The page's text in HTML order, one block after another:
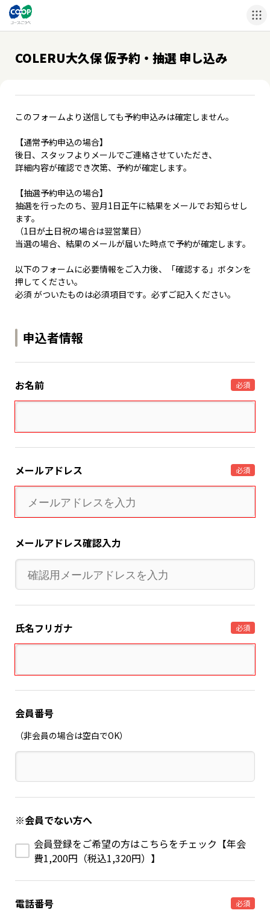
COLERU大久保 仮予約・抽選 申し込み
このフォームより送信しても予約申込みは確定しません。
【通常予約申込の場合】
後日、スタッフよりメールでご連絡させていただき、
詳細内容が確認でき次第、予約が確定します。
【抽選予約申込の場合】
抽選を行ったのち、翌月1日正午に結果をメールでお知らせし
ます。
（1日が土日祝の場合は翌営業日）
当選の場合、結果のメールが届いた時点で予約が確定します。
以下のフォームに必要情報をご入力後、「確認する」ボタンを
押してください。
必須 がついたものは必須項目です。必ずご記入ください。
申込者情報
お名前 必須
メールアドレス 必須
メールアドレス確認入力
氏名フリガナ 必須
会員番号
（非会員の場合は空白でOK）
※会員でない方へ
会員登録をご希望の方はこちらをチェック【年会
費1,200円（税込1,320円）】
電話番号 必須